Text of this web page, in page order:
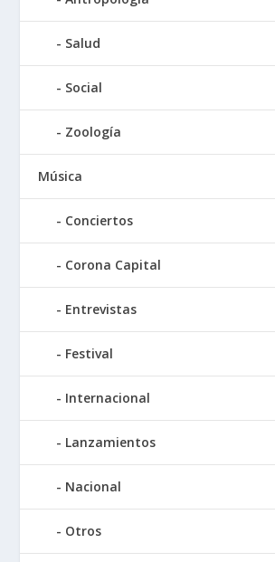
Salud
Social
Zoología
Música
Conciertos
Corona Capital
Entrevistas
Festival
Internacional
Lanzamientos
Nacional
Otros